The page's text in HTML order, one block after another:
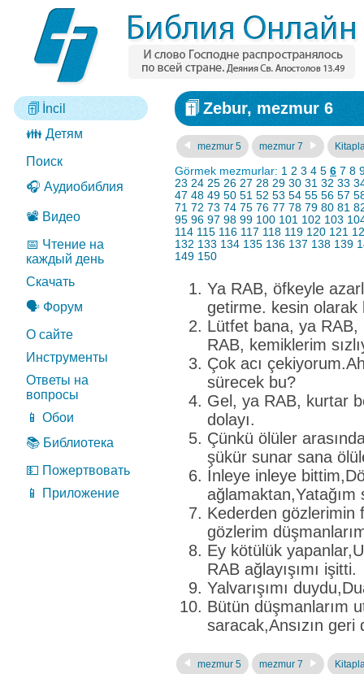
İncil
👪 Детям
Поиск
🎧 Аудиобиблия
📽️ Видео
📅 Чтение на
каждый день
Скачать
🗣️ Форум
О сайте
Инструменты
Ответы на
вопросы
📱 Обои
📚 Библиотека
💵 Пожертвовать
📱 Приложение
Zebur, mezmur 6
mezmur 5 mezmur 7
Görmek mezmurlar: 1 2 3 4 5 6 7 8
23 24 25 26 27 28 29 30 31 32 33
47 48 49 50 51 52 53 54 55 56 57
71 72 73 74 75 76 77 78 79 80 81
95 96 97 98 99 100 101 102 103
114 115 116 117 118 119 120 121
132 133 134 135 136 137 138 139
149 150
Ya RAB, öfkeyle
getirme. kesin olarak
Lütfet bana, ya
RAB, kemiklerim
Çok acı
sürecek bu?
Gel, ya RAB, kurtar
dolayı.
Çünkü ölüler
şükür sunar sana
İnleye inleye
ağlamaktan,Yatağım
Kederden gözlerimin
gözlerim
Ey kötülük
RAB ağlayışımı işitti.
Yalvarışımı
Bütün düşmanlarım
saracak,Ansızın
mezmur 5 mezmur 7